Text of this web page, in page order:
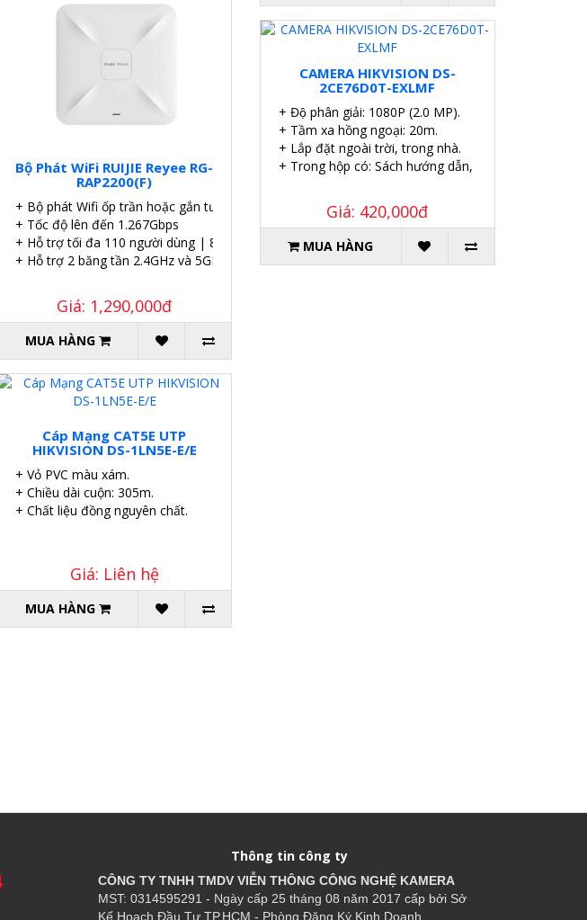
Bộ Phát WiFi RUIJIE Reyee RG-
RAP2200(F)
+ Bộ phát Wifi ốp trần hoặc gắn tường.
+ Tốc độ lên đến 1.267Gbps
+ Hỗ trợ tối đa 110 người dùng | 8 SSID.
+ Hỗ trợ 2 băng tần 2.4GHz và 5GHz.
Giá: 1,290,000đ
MUA HÀNG
MIMO.
Cáp Mạng CAT5E UTP
HIKVISION DS-1LN5E-E/E
+ Vỏ PVC màu xám.
+ Chiều dài cuộn: 305m.
+ Chất liệu đồng nguyên chất.
Giá: Liên hệ
MUA HÀNG
CAMERA HIKVISION DS-
2CE76D0T-EXLMF
+ Độ phân giải: 1080P (2.0 MP).
+ Tầm xa hồng ngoại: 20m.
+ Lắp đặt ngoài trời, trong nhà.
+ Trong hộp có: Sách hướng dẫn, Ốc vít tắc kê.
Giá: 420,000đ
MUA HÀNG
Thông tin công ty
CÔNG TY TNHH TMDV VIỄN THÔNG CÔNG NGHỆ KAMERA
MST: 0314595291 - Ngày cấp 25 tháng 08 năm 2017 cấp bởi Sở
Kế Hoạch Đầu Tư TP.HCM - Phòng Đăng Ký Kinh Doanh.